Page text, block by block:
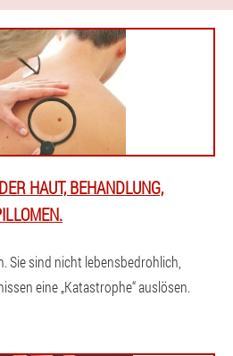
HAUT, BEHANDLUNG,
Sie sind nicht lebensbedrohlich,
eine „Katastrophe“ auslösen.